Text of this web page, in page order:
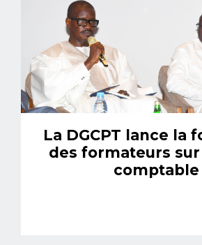
La DGCPT lance la
des formateurs sur
comptable